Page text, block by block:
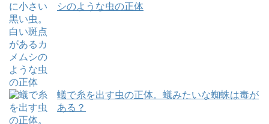
シのような虫の正体
蟻で糸を出す虫の正体。蟻みたいな蜘蛛は毒が
ある？